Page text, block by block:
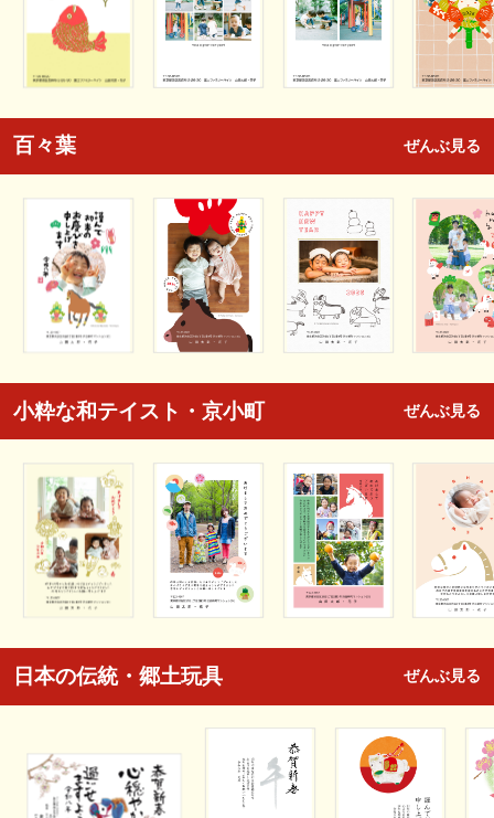
百々葉 ぜんぶ見る
小粋な和テイスト・京小町 ぜんぶ見る
日本の伝統・郷土玩具 ぜんぶ見る